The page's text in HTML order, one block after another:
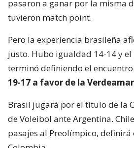
pasaron a ganar por la misma
tuvieron match point.
Pero la experiencia brasileña
justo. Hubo igualdad 14-14 y
terminó definiendo el
19-17 a favor de la
Brasil jugará por el título de la
de Voleibol ante Argentina.
pasajes al Preolímpico, definirá